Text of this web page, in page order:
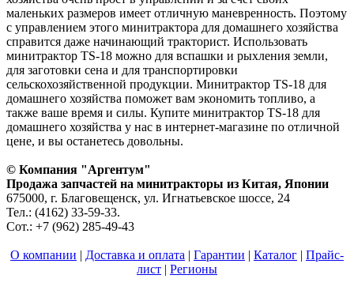
маленьких размеров имеет отличную маневренность. Поэтому
с управлением этого минитрактора для домашнего хозяйства
справится даже начинающий тракторист. Использовать
минитрактор TS-18 можно для вспашки и рыхления земли,
для заготовки сена и для транспортировки
сельскохозяйственной продукции. Минитрактор TS-18 для
домашнего хозяйства поможет вам экономить топливо, а
также ваше время и силы. Купите минитрактор TS-18 для
домашнего хозяйства у нас в интернет-магазине по отличной
цене, и вы останетесь довольны.
© Компания "Аргентум"
Продажа запчастей на минитракторы из Китая, Японии
675000, г. Благовещенск, ул. Игнатьевское шоссе, 24
Тел.: (4162) 33-59-33.
Сот.: +7 (962) 285-49-43
О компании | Доставка и оплата | Гарантии | Каталог | Прайс-
лист | Регионы